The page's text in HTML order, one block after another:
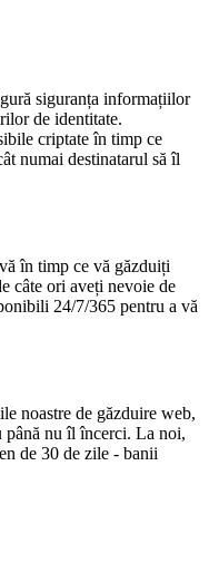
siguranța informațiilor
de identitate.
criptate în timp ce
numai destinatarul să îl
în timp ce vă găzduiți
câte ori aveți nevoie de
24/7/365 pentru a vă
noastre de găzduire web,
până nu îl încerci. La noi,
de 30 de zile - banii